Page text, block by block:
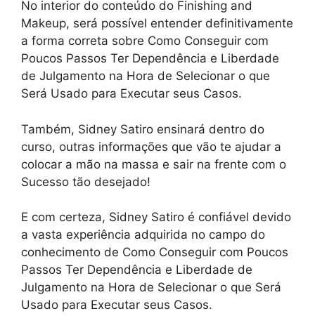
No interior do conteúdo do Finishing and
Makeup, será possível entender definitivamente
a forma correta sobre Como Conseguir com
Poucos Passos Ter Dependência e Liberdade
de Julgamento na Hora de Selecionar o que
Será Usado para Executar seus Casos.
Também, Sidney Satiro ensinará dentro do
curso, outras informações que vão te ajudar a
colocar a mão na massa e sair na frente com o
Sucesso tão desejado!
E com certeza, Sidney Satiro é confiável devido
a vasta experiência adquirida no campo do
conhecimento de Como Conseguir com Poucos
Passos Ter Dependência e Liberdade de
Julgamento na Hora de Selecionar o que Será
Usado para Executar seus Casos.